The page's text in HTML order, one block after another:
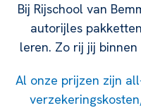
Bij Rijschool van
autorijles
leren. Zo rij jij
Al onze prijzen zijn